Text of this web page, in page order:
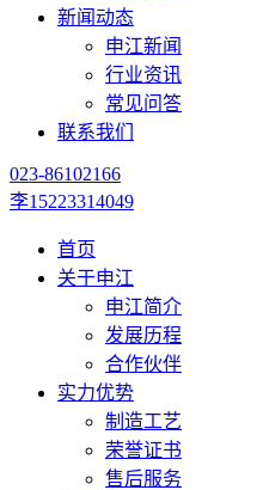
新闻动态
申江新闻
行业资讯
常见问答
联系我们
023-86102166
李15223314049
首页
关于申江
申江简介
发展历程
合作伙伴
实力优势
制造工艺
荣誉证书
售后服务